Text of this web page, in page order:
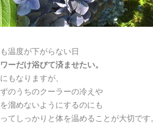
温度が下がらない日
ーだけ浴びて済ませたい。
もなりますが、
のうちのクーラーの冷えや
溜めないようにするのにも
てしっかりと体を温めることが大切です